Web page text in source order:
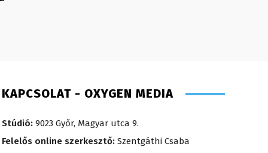
KAPCSOLAT - OXYGEN MEDIA
Stúdió: 9023 Győr, Magyar utca 9.
Felelős online szerkesztő: Szentgáthi Csaba